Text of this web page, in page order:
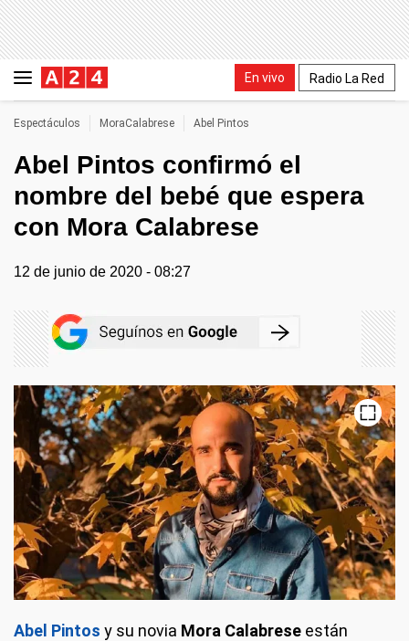
En vivo Radio La Red
Espectáculos MoraCalabrese Abel Pintos
Abel Pintos confirmó el
nombre del bebé que espera
con Mora Calabrese
12 de junio de 2020 - 08:27
Abel Pintos y su novia Mora Calabrese están